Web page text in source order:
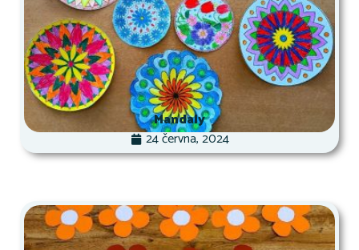
Mandaly
24 června, 2024